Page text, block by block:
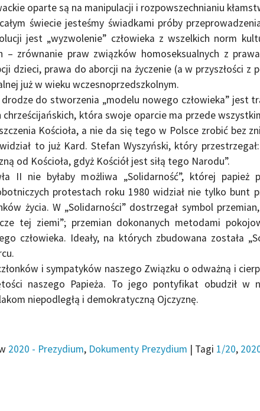
oparte są na manipulacji i rozpowszechnianiu
świecie jesteśmy świadkami próby
jest „wyzwolenie” człowieka z wszelkich norm
– zrównanie praw związków homoseksualnych z
dzieci, prawa do aborcji na życzenie (a w przyszłości z
już w wieku wczesnoprzedszkolnym.
drodze do stworzenia „modelu nowego człowieka” jest
chrześcijańskich, która swoje oparcie ma przede
Kościoła, a nie da się tego w Polsce zrobić bez
to już Kard. Stefan Wyszyński, który
od Kościoła, gdyż Kościół jest siłą tego Narodu”.
II nie byłaby możliwa „Solidarność”, której papież
protestach roku 1980 widział nie tylko bunt
życia. W „Solidarności” dostrzegał symbol
tej ziemi”; przemian dokonanych metodami
człowieka. Ideały, na których zbudowana została
i sympatyków naszego Związku o odważną i
naszego Papieża. To jego pontyfikat obudził w
niepodległą i demokratyczną Ojczyznę.
2020 - Prezydium, Dokumenty Prezydium | Tagi 1/20,